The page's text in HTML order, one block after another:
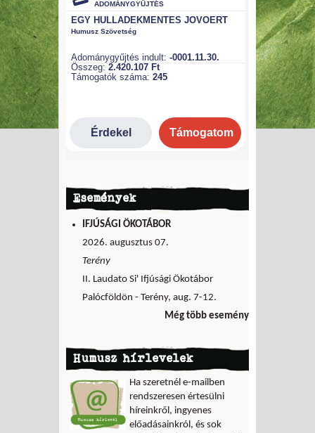
Események
IFJÚSÁGI ÖKOTÁBOR
2026. augusztus 07.
Terény
II. Laudato Si' Ifjúsági Ökotábor
Palócföldön - Terény, aug. 7-12.
Még több esemény
Humusz hírlevelek
Ha szeretnél e-mailben
rendszeresen értesülni
híreinkről, ingyenes
előadásainkról, és sok